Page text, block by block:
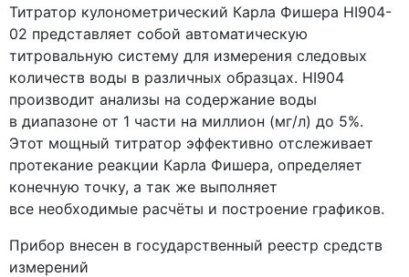
Титратор кулонометрический Карла Фишера HI904-
02 представляет собой автоматическую
титровальную систему для измерения следовых
количеств воды в различных образцах. HI904
производит анализы на содержание воды
в диапазоне от 1 части на миллион (мг/л) до 5%.
Этот мощный титратор эффективно отслеживает
протекание реакции Карла Фишера, определяет
конечную точку, а так же выполняет
все необходимые расчёты и построение графиков.
Прибор внесен в государственный реестр средств
измерений